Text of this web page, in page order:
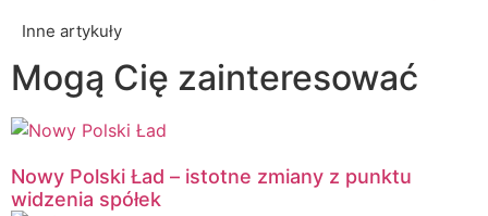
Inne artykuły
Mogą Cię zainteresować
Nowy Polski Ład – istotne zmiany z punktu
widzenia spółek